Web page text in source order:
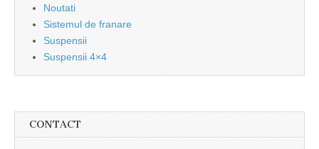
Noutati
Sistemul de franare
Suspensii
Suspensii 4×4
CONTACT